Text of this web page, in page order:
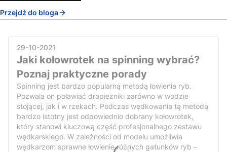
Przejdź do bloga
29-10-2021
Jaki kołowrotek na spinning wybrać?
Poznaj praktyczne porady
Spinning jest bardzo popularną metodą łowienia ryb.
Pozwala on poławiać drapieżniki zarówno w wodzie
stojącej, jak i w rzekach. Podczas wędkowania tą metodą
bardzo istotny jest odpowiednio dobrany kołowrotek,
który stanowi kluczową część profesjonalnego zestawu
wędkarskiego. W zależności od modelu umożliwia
wędkarzom sprawne łowienie różnych gatunków ryb –